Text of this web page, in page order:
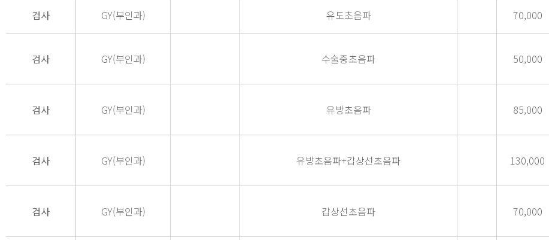
검사 GY(부인과) 유도초음파 70,000
검사 GY(부인과) 수술중초음파 50,000
검사 GY(부인과) 유방초음파 85,000
검사 GY(부인과) 유방초음파+갑상선초음파 130,000
검사 GY(부인과) 갑상선초음파 70,000